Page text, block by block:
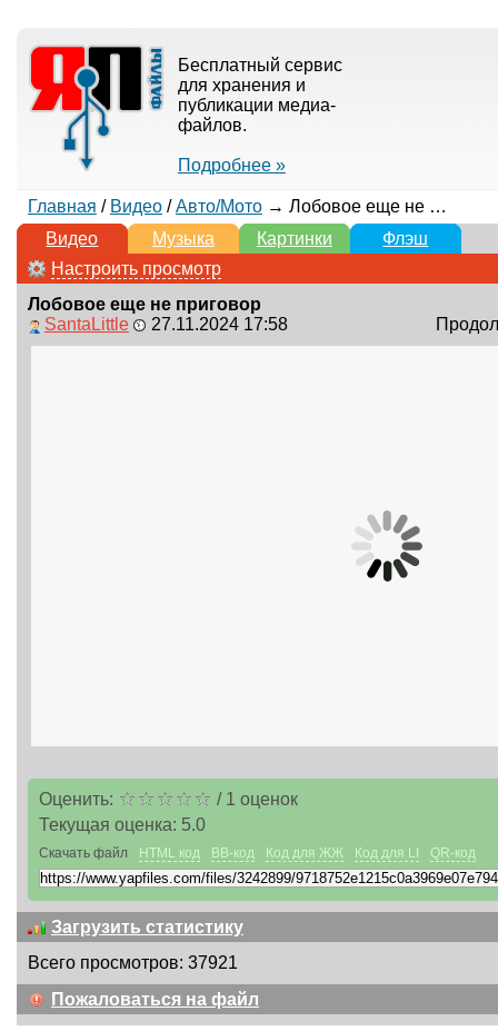
Бесплатный сервис
для хранения и
публикации медиа-
файлов.
Подробнее »
Главная / Видео/Авто/Мото→ Лобовое еще не приговор
Видео
Музыка Картинки
Флэш
Настроить просмотр
Лобовое еще не приговор
SantaLittle
27.11.2024 17:58
Оценить: / 1 оценок
Текущая оценка: 5.0
Скачать файл HTML код BB-код Код для ЖЖ Код для LI QR-код
Загрузить статистику
Всего просмотров: 37921
Пожаловаться на файл